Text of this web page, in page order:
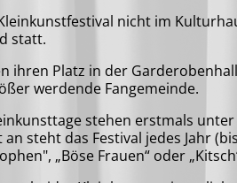
nicht im
statt.
ihren Platz in der
werdende Fangemeinde.
stehen erstmals
steht das Festival jedes Jahr
„Böse Frauen“ oder